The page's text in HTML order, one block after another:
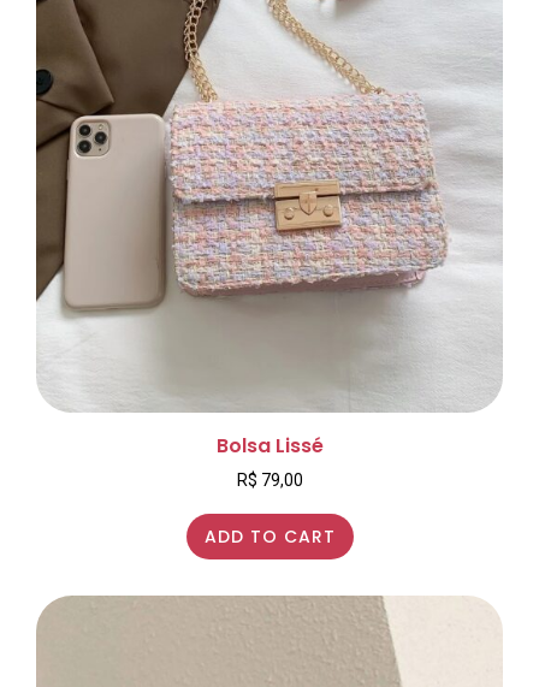
Bolsa Lissé
R$ 79,00
ADD TO CART